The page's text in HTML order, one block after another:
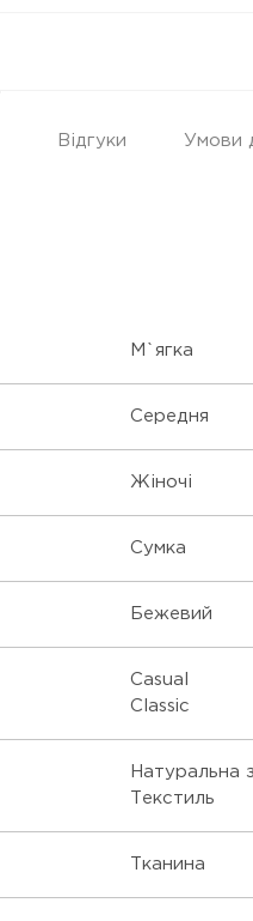
Відгуки Умови
М`ягка
Середня
Жіночі
Сумка
Бежевий
Casual
Classic
Натуральна
Текстиль
Тканина